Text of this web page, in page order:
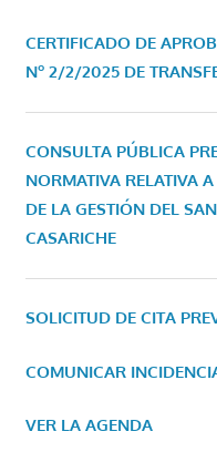
CERTIFICADO DE
Nº 2/2/2025 DE
CONSULTA PÚBLICA
NORMATIVA RELATIVA
DE LA GESTIÓN DEL
CASARICHE
SOLICITUD DE CITA
COMUNICAR
VER LA AGENDA